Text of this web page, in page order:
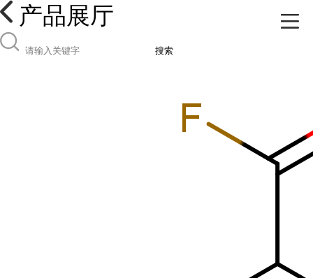
产品展厅
搜索